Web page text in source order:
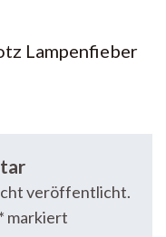
Lampenfieber
veröffentlicht.
* markiert